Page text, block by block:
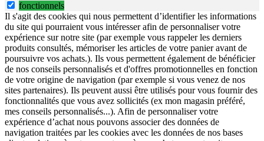
fonctionnels
Il s'agit des cookies qui nous permettent d’identifier les informations
du site qui pourraient vous intéresser afin de personnaliser votre
expérience sur notre site (par exemple vous rappeler les derniers
produits consultés, mémoriser les articles de votre panier avant de
poursuivre vos achats.). Ils vous permettent également de bénéficier
de nos conseils personnalisés et d'offres promotionnelles en fonction
de votre origine de navigation (par exemple si vous venez de nos
sites partenaires). Ils peuvent aussi être utilisés pour vous fournir des
fonctionnalités que vous avez sollicités (ex mon magasin préféré,
mes conseils personnalisés...). Afin de personnaliser votre
expérience d’achat nous pouvons associer des données de
navigation traitées par les cookies avec les données de nos bases